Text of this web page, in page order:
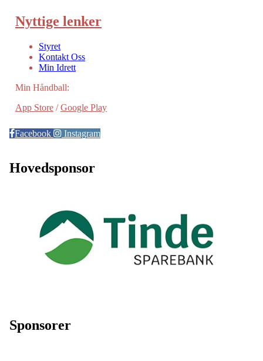
Nyttige lenker
Styret
Kontakt Oss
Min Idrett
Min Håndball:
App Store /Google Play
Facebook Instagram
Hovedsponsor
Sponsorer